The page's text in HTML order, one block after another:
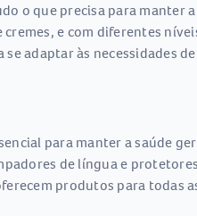
o que precisa para manter
e com diferentes
adaptar às necessidades
para manter a saúde
de língua e
produtos para todas